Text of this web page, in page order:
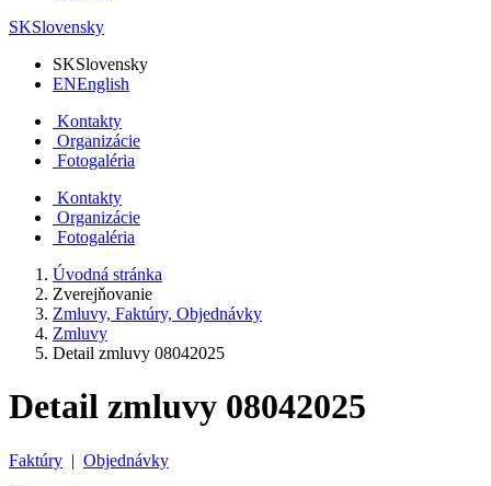
SKSlovensky
SKSlovensky
ENEnglish
Kontakty
Organizácie
Fotogaléria
Kontakty
Organizácie
Fotogaléria
Úvodná stránka
Zverejňovanie
Zmluvy, Faktúry, Objednávky
Zmluvy
Detail zmluvy 08042025
Detail zmluvy 08042025
Faktúry | Objednávky